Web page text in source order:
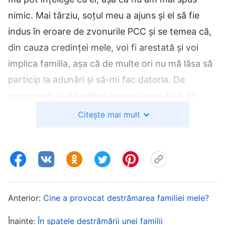
nimic. Mai târziu, soțul meu a ajuns și el să fie
indus în eroare de zvonurile PCC și se temea că,
din cauza credinței mele, voi fi arestată și voi
implica familia, așa că de multe ori nu mă lăsa să
particip la adunări și să-mi fac datoria. De
asemenea, și atitudinea soacrei mele față de
mine s-a schimbat drastic. Nu numai că nu mă
meu, iar soțul meu se înfuria adesea pe mine,
la adunări, va căuta frații și surorile pentru a se
Citește mai mult
Anterior: Cine a provocat destrămarea familiei mele?
Înainte:În spatele destrămării unei familii